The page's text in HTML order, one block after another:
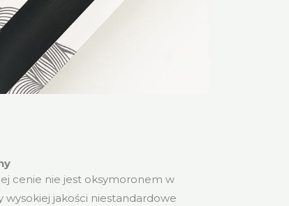
cenie nie jest oksymoronem w
wysokiej jakości niestandardowe